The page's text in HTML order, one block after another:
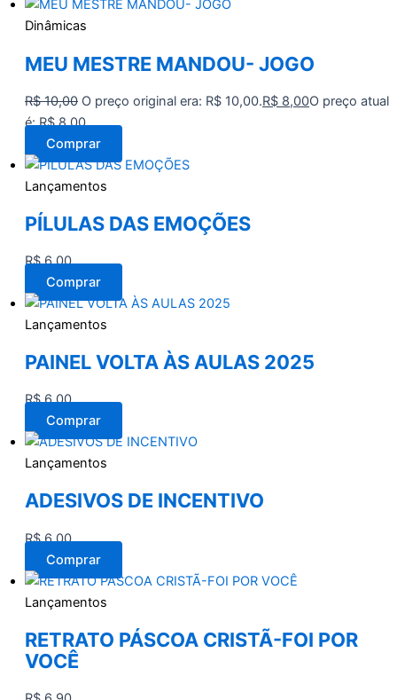
Dinâmicas
MEU MESTRE MANDOU- JOGO
R$10,00 O preço original era: R$ 10,00.R$ 8,00O preço atual
é: R$ 8,00.
Comprar
Lançamentos
PÍLULAS DAS EMOÇÕES
R$6,00
Comprar
Lançamentos
PAINEL VOLTA ÀS AULAS 2025
R$6,00
Comprar
Lançamentos
ADESIVOS DE INCENTIVO
R$6,00
Comprar
Lançamentos
RETRATO PÁSCOA CRISTÃ-FOI POR
VOCÊ